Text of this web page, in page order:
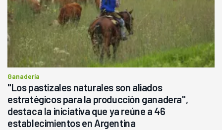
Ganadería
"Los pastizales naturales son aliados
estratégicos para la producción ganadera",
destaca la iniciativa que ya reúne a 46
establecimientos en Argentina